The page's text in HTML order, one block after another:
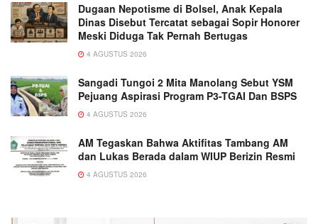
Dugaan Nepotisme di Bolsel, Anak Kepala
Dinas Disebut Tercatat sebagai Sopir Honorer
Meski Diduga Tak Pernah Bertugas
4 AGUSTUS 2026
Sangadi Tungoi 2 Mita Manolang Sebut YSM
Pejuang Aspirasi Program P3-TGAI Dan BSPS
4 AGUSTUS 2026
AM Tegaskan Bahwa Aktifitas Tambang AM
dan Lukas Berada dalam WIUP Berizin Resmi
4 AGUSTUS 2026